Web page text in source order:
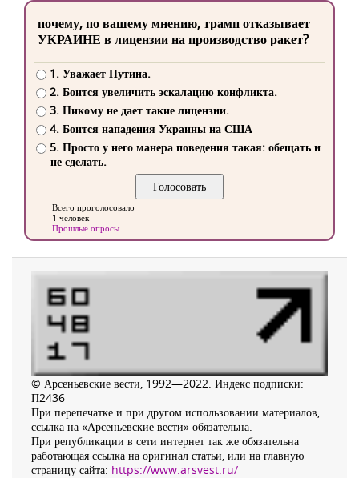
почему, по вашему мнению, трамп отказывает
УКРАИНЕ в лицензии на производство ракет?
1. Уважает Путина.
2. Боится увеличить эскалацию конфликта.
3. Никому не дает такие лицензии.
4. Боится нападения Украины на США
5. Просто у него манера поведения такая: обещать и
не сделать.
Всего проголосовало
1 человек
Прошлые опросы
© Арсеньевские вести, 1992—2022. Индекс подписки:
П2436
При перепечатке и при другом использовании материалов,
ссылка на «Арсеньевские вести» обязательна.
При републикации в сети интернет так же обязательна
работающая ссылка на оригинал статьи, или на главную
страницу сайта: https://www.arsvest.ru/